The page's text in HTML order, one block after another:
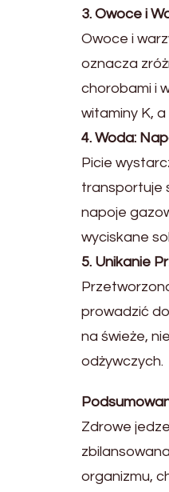
3. Owoce i
Owoce i
oznacza
chorobami i
witaminy K,
4. Woda:
Picie
transportuje
napoje
wyciskane
5. Unikanie
prowadzić
na świeże,
odżywczych.
Zdrowe
organizmu,